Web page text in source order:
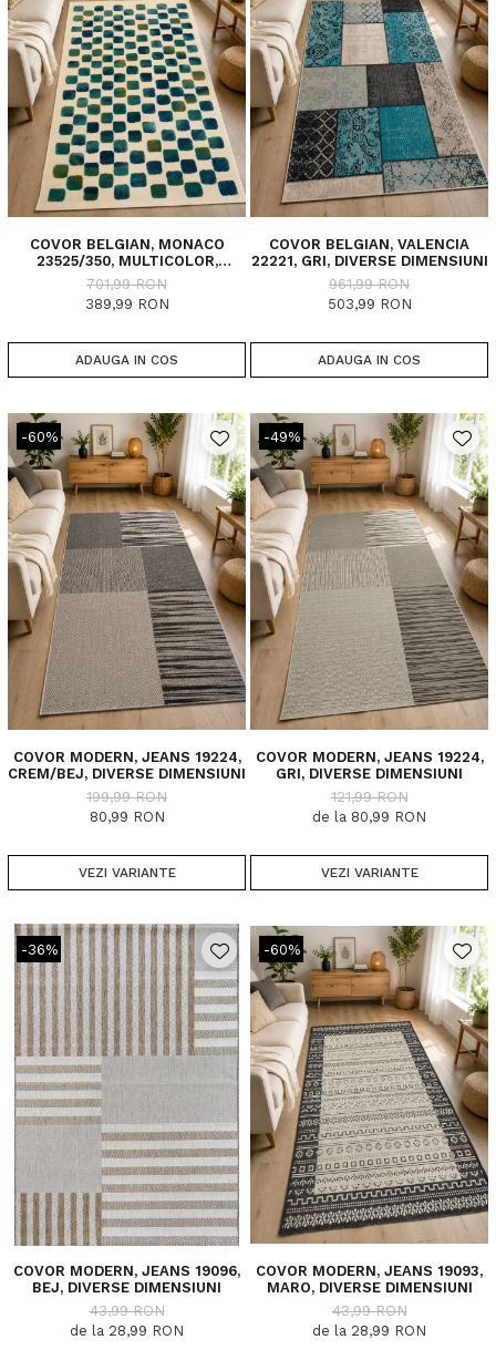
COVOR BELGIAN, MONACO
23525/350, MULTICOLOR,
DIVERSE DIMENSIUNI
701,99 RON
389,99 RON
ADAUGA IN COS
COVOR BELGIAN, VALENCIA
22221, GRI, DIVERSE DIMENSIUNI
961,99 RON
503,99 RON
ADAUGA IN COS
-60%
COVOR MODERN, JEANS 19224,
CREM/BEJ, DIVERSE DIMENSIUNI
199,99 RON
80,99 RON
VEZI VARIANTE
-49%
COVOR MODERN, JEANS 19224,
GRI, DIVERSE DIMENSIUNI
121,99 RON
de la 80,99 RON
VEZI VARIANTE
-36%
COVOR MODERN, JEANS 19096,
BEJ, DIVERSE DIMENSIUNI
43,99 RON
de la 28,99 RON
-60%
COVOR MODERN, JEANS 19093,
MARO, DIVERSE DIMENSIUNI
43,99 RON
de la 28,99 RON